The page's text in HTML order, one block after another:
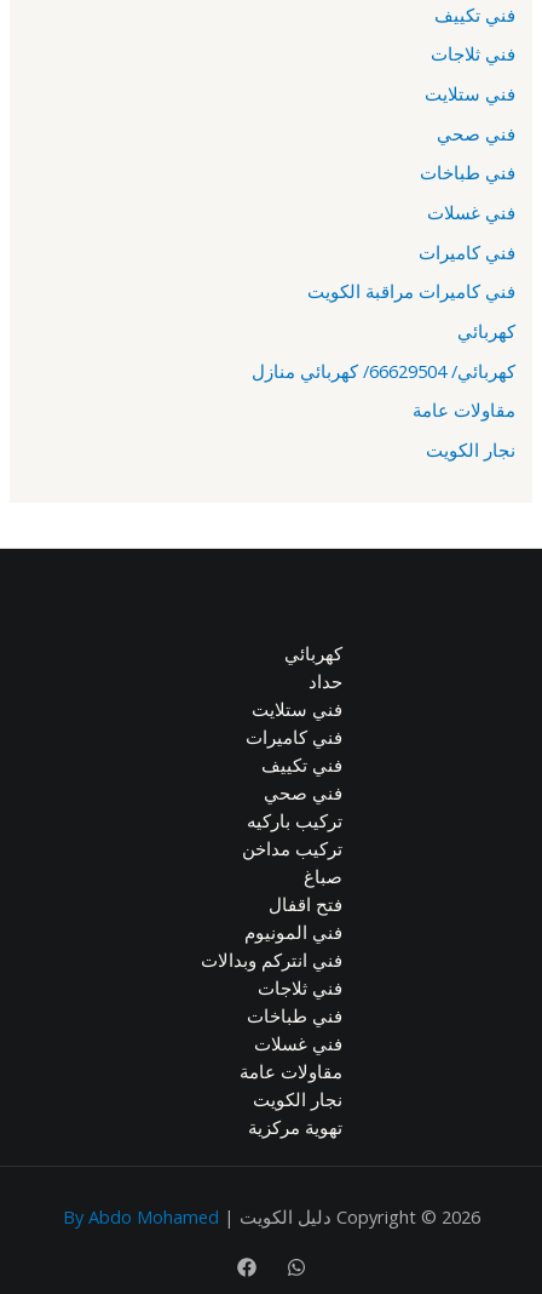
فني تكييف
فني ثلاجات
فني ستلايت
فني صحي
فني طباخات
فني غسلات
فني كاميرات
فني كاميرات مراقبة الكويت
كهربائي
كهربائي/ 66629504/ كهربائي منازل
مقاولات عامة
نجار الكويت
كهربائي
حداد
فني ستلايت
فني كاميرات
فني تكييف
فني صحي
تركيب باركيه
تركيب مداخن
صباغ
فتح اقفال
فني المونيوم
فني انتركم وبدالات
فني ثلاجات
فني طباخات
فني غسلات
مقاولات عامة
نجار الكويت
تهوية مركزية
Copyright © 2026 دليل الكويت | By Abdo Mohamed